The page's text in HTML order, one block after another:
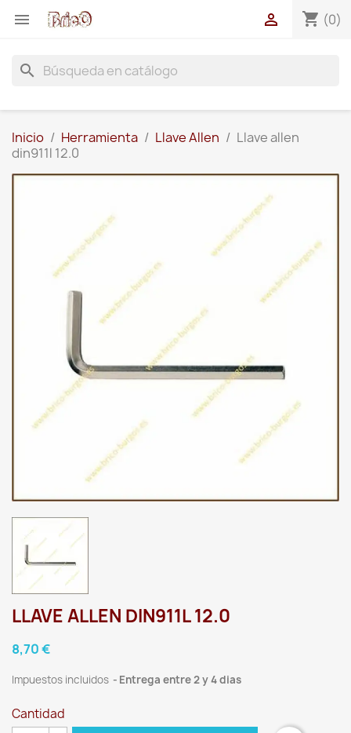
 shopping_cart (0)

search
Inicio Herramienta Llave Allen
Llave allen
din911l 12.0
LLAVE ALLEN DIN911L 12.0
8,70 €
Impuestos incluidos Entrega entre 2 y 4 dias
Cantidad